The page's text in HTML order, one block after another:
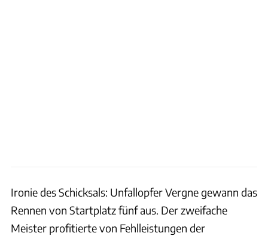
Ironie des Schicksals: Unfallopfer Vergne gewann das
Rennen von Startplatz fünf aus. Der zweifache
Meister profitierte von Fehlleistungen der